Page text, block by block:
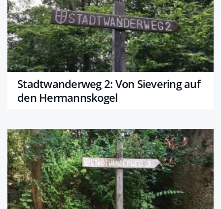
Stadtwanderweg 2: Von Sievering auf
den Hermannskogel